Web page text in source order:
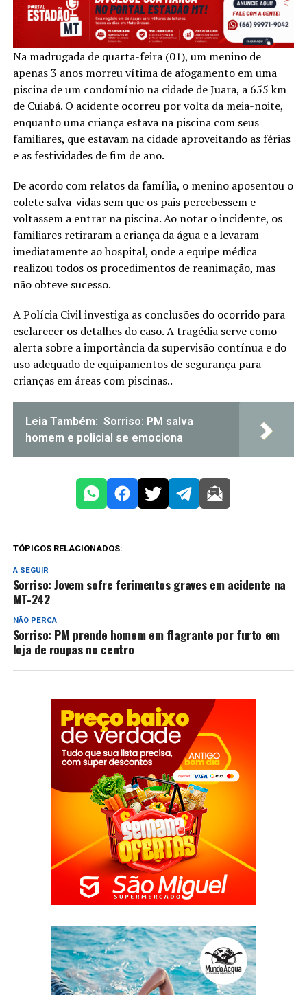
Na madrugada de quarta-feira (01), um menino de
apenas 3 anos morreu vítima de afogamento em uma
piscina de um condomínio na cidade de Juara, a 655 km
de Cuiabá. O acidente ocorreu por volta da meia-noite,
enquanto uma criança estava na piscina com seus
familiares, que estavam na cidade aproveitando as férias
e as festividades de fim de ano.
De acordo com relatos da família, o menino aposentou o
colete salva-vidas sem que os pais percebessem e
voltassem a entrar na piscina. Ao notar o incidente, os
familiares retiraram a criança da água e a levaram
imediatamente ao hospital, onde a equipe médica
realizou todos os procedimentos de reanimação, mas
não obteve sucesso.
A Polícia Civil investiga as conclusões do ocorrido para
esclarecer os detalhes do caso. A tragédia serve como
alerta sobre a importância da supervisão contínua e do
uso adequado de equipamentos de segurança para
crianças em áreas com piscinas..
Leia Também: Sorriso: PM salva
homem e policial se emociona
TÓPICOS RELACIONADOS:
A SEGUIR
Sorriso: Jovem sofre ferimentos graves em acidente na
MT-242
NÃO PERCA
Sorriso: PM prende homem em flagrante por furto em
loja de roupas no centro